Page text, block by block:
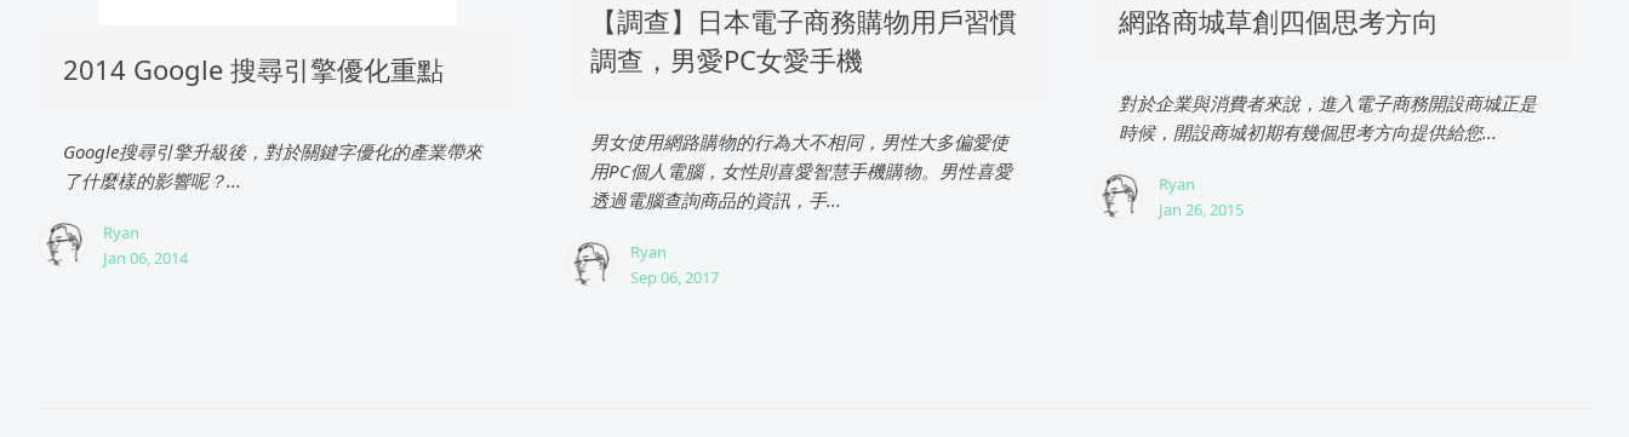
【調查】日本電子商務購物用戶習慣
調查，男愛PC女愛手機
男女使用網路購物的行為大不相同，男性大多偏愛使
用PC個人電腦，女性則喜愛智慧手機購物。男性喜愛
透過電腦查詢商品的資訊，手...
Ryan
Sep 06, 2017
網路商城草創四個思考方向
對於企業與消費者來說，進入電子商務開設商城正是
時候，開設商城初期有幾個思考方向提供給您...
Ryan
Jan 26, 2015
2014 Google 搜尋引擎優化重點
Google搜尋引擎升級後，對於關鍵字優化的產業帶來
了什麼樣的影響呢？...
Ryan
Jan 06, 2014